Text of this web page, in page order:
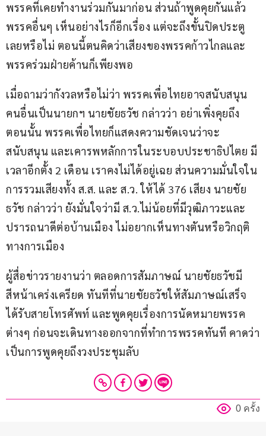
พรรคที่เคยทำงานร่วมกันมาก่อน ส่วนถ้าพูดคุยกันแล้ว
พรรคอื่นๆ เห็นอย่างไรก็อีกเรื่อง แต่จะถึงขั้นปิดประตู
เลยหรือไม่ ตอนนี้ตนคิดว่าเสียงของพรรคก้าวไกลและ
พรรคร่วมฝ่ายค้านก็เพียงพอ
เมื่อถามว่ากังวลหรือไม่ว่า พรรคเพื่อไทยอาจสนับสนุน
คนอื่นเป็นนายกฯ นายชัยธวัช กล่าวว่า อย่าเพิ่งคุยถึง
ตอนนั้น พรรคเพื่อไทยก็แสดงความชัดเจนว่าจะ
สนับสนุน และเคารพหลักการในระบอบประชาธิปไตย มี
เวลาอีกตั้ง 2 เดือน เราคงไม่ได้อยู่เฉย ส่วนความมั่นใจใน
การรวมเสียงทั้ง ส.ส. และ ส.ว. ให้ได้ 376 เสียง นายชัย
ธวัช กล่าวว่า ยังมั่นใจว่ามี ส.ว.ไม่น้อยที่มีวุฒิภาวะและ
ปรารถนาดีต่อบ้านเมือง ไม่อยากเห็นทางตันหรือวิกฤติ
ทางการเมือง
ผู้สื่อข่าวรายงานว่า ตลอดการสัมภาษณ์ นายชัยธวัชมี
สีหน้าเคร่งเครียด ทันทีที่นายชัยธวัชให้สัมภาษณ์เสร็จ
ได้รับสายโทรศัพท์ และพูดคุยเรื่องการนัดหมายพรรค
ต่างๆ ก่อนจะเดินทางออกจากที่ทำการพรรคทันที คาดว่า
เป็นการพูดคุยถึงวงประชุมลับ
0 ครั้ง